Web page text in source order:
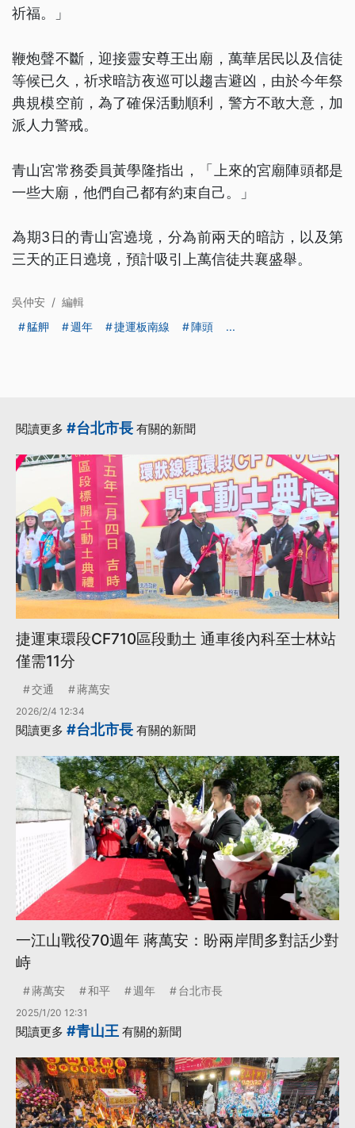
祈福。」
鞭炮聲不斷，迎接靈安尊王出廟，萬華居民以及信徒
等候已久，祈求暗訪夜巡可以趨吉避凶，由於今年祭
典規模空前，為了確保活動順利，警方不敢大意，加
派人力警戒。
青山宮常務委員黃學隆指出，「上來的宮廟陣頭都是
一些大廟，他們自己都有約束自己。」
為期3日的青山宮遶境，分為前兩天的暗訪，以及第
三天的正日遶境，預計吸引上萬信徒共襄盛舉。
吳仲安 / 編輯
艋舺
週年 捷運板南線 陣頭 ...
閱讀更多 #台北市長 有關的新聞
捷運東環段CF710區段動土 通車後內科至士林站
僅需11分
交通 蔣萬安
2026/2/4 12:34
閱讀更多 #台北市長 有關的新聞
一江山戰役70週年 蔣萬安：盼兩岸間多對話少對
峙
蔣萬安 和平 週年 台北市長
2025/1/20 12:31
閱讀更多 #青山王 有關的新聞